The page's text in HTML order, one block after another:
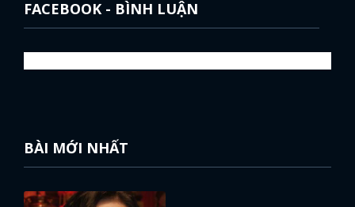
FACEBOOK - BÌNH LUẬN
BÀI MỚI NHẤT